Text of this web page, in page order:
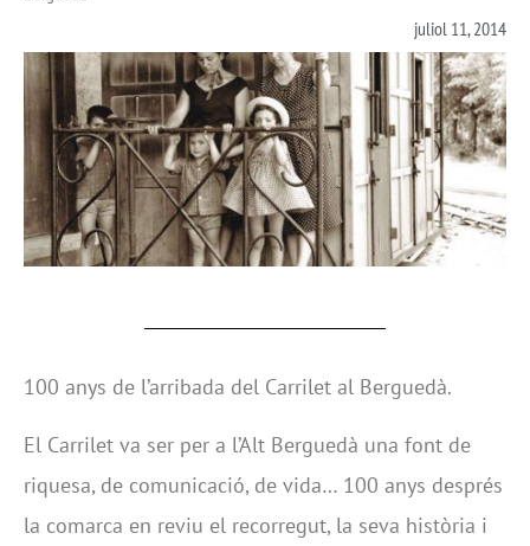
juliol 11, 2014
100 anys de l’arribada del Carrilet al Berguedà.
El Carrilet va ser per a l’Alt Berguedà una font de
riquesa, de comunicació, de vida… 100 anys després
la comarca en reviu el recorregut, la seva història i